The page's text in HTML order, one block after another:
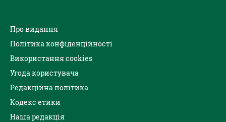
Про видання
Політика конфіденційності
Використання cookies
Угода користувача
Редакційна політика
Кодекс етики
Наша редакція